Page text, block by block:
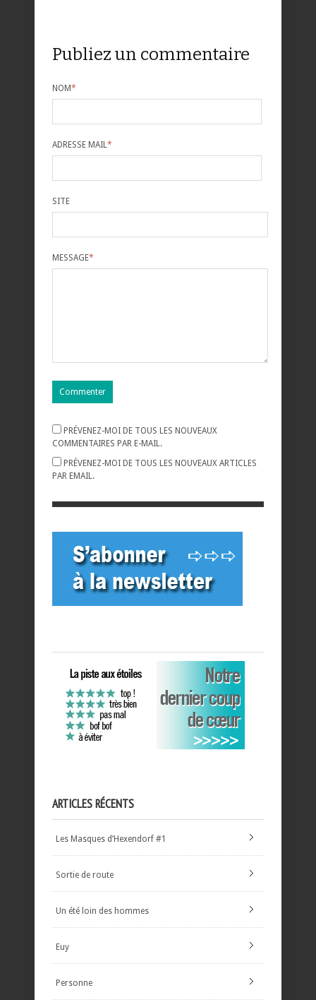
Publiez un commentaire
NOM*
ADRESSE MAIL*
SITE
MESSAGE*
PRÉVENEZ-MOI DE TOUS LES NOUVEAUX
COMMENTAIRES PAR E-MAIL.
PRÉVENEZ-MOI DE TOUS LES NOUVEAUX ARTICLES
PAR EMAIL.
ARTICLES RÉCENTS
Les Masques d’Hexendorf #1
Sortie de route
Un été loin des hommes
Euy
Personne